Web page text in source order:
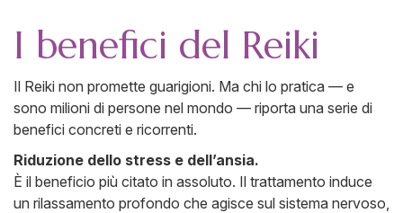
I benefici del Reiki
Il Reiki non promette guarigioni. Ma chi lo pratica — e
sono milioni di persone nel mondo — riporta una serie di
benefici concreti e ricorrenti.
Riduzione dello stress e dell’ansia.
È il beneficio più citato in assoluto. Il trattamento induce
un rilassamento profondo che agisce sul sistema nervoso,